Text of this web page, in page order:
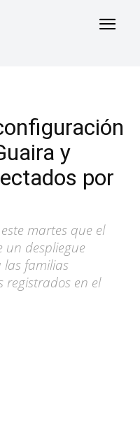
y
por
martes que el
un despliegue
familias
registrados en el